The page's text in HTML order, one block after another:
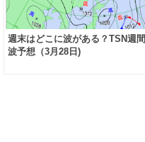
週末はどこに波がある？TSN週間
波予想（3月28日)